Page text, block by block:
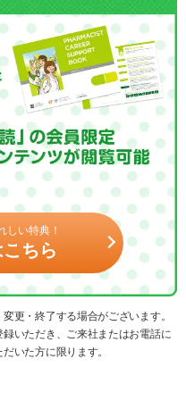
しい特典！
ちら
更・終了する場合がございます。
いただき、ご来社またはお電話に
いた方に限ります。